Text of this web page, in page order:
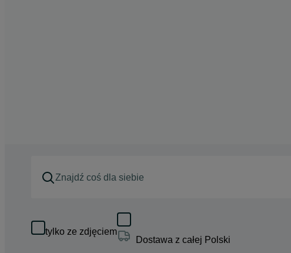
tylko ze zdjęciem
Dostawa z całej Polski